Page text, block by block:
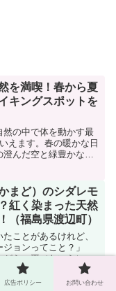
を満喫！春から夏
キングスポットを
然の中で体を動かす最
えます。春の暖かな日
んだ空と緑豊かな景
しいハイキングコース
れのコー...
まど）のシダレモ
紅く染まった天然
（福島県渡辺町）
たことがあるけれど、
ョンってこと？」
がら、平（たいら）方
を通って渡辺町へ向か
レモミジ」の矢印看板
広告ポリシー お問い合わせ